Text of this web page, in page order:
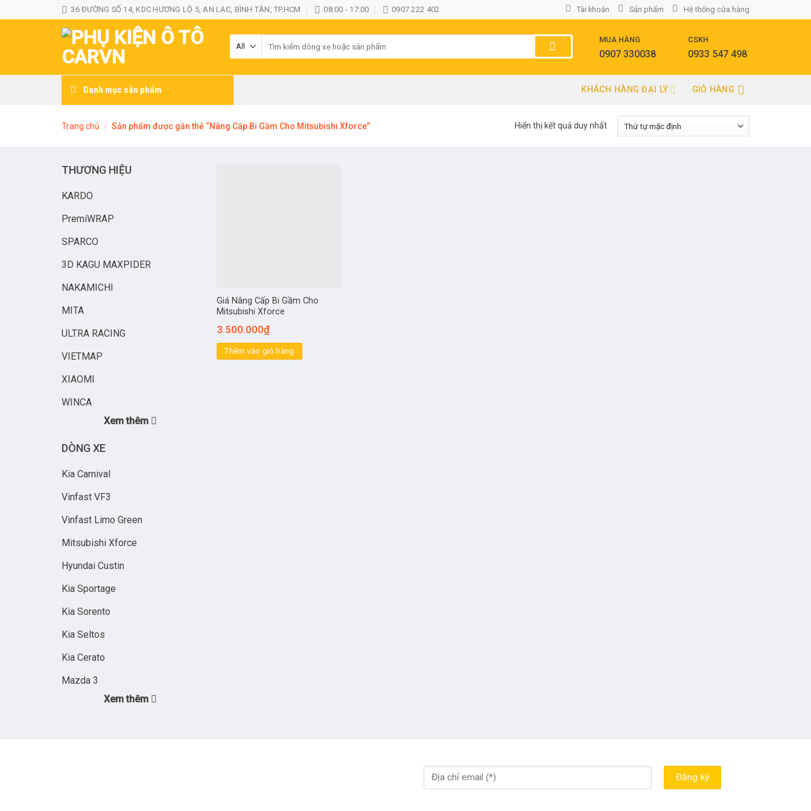
to
36 ĐƯỜNG SỐ 14, KDC HƯƠNG LỘ 5, AN LẠC, BÌNH TÂN, TP.HCM 08:00 - 17:00 0907 222 402 Tài khoản Sản phẩm Hệ thống cửa hàng
MUA HÀNG
0907 330038
CSKH
0933 547 498
Danh mục sản phẩm KHÁCH HÀNG ĐẠI LÝ GIỎ HÀNG
Trang chủ / Sản phẩm được gắn thẻ “Nâng Cấp Bi Gầm Cho Mitsubishi Xforce” Hiển thị kết quả duy nhất
THƯƠNG HIỆU
KARDO
PremiWRAP
SPARCO
3D KAGU MAXPIDER
NAKAMICHI
MITA
ULTRA RACING
VIETMAP
XIAOMI
WINCA
Xem thêm
DÒNG XE
Kia Carnival
Vinfast VF3
Vinfast Limo Green
Mitsubishi Xforce
Hyundai Custin
Kia Sportage
Kia Sorento
Kia Seltos
Kia Cerato
Mazda 3
Xem thêm
Giá Nâng Cấp Bi Gầm Cho
Mitsubishi Xforce
3.500.000₫
Thêm vào giỏ hàng